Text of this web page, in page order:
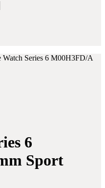
Watch Series 6 M00H3FD/A
6
Sport